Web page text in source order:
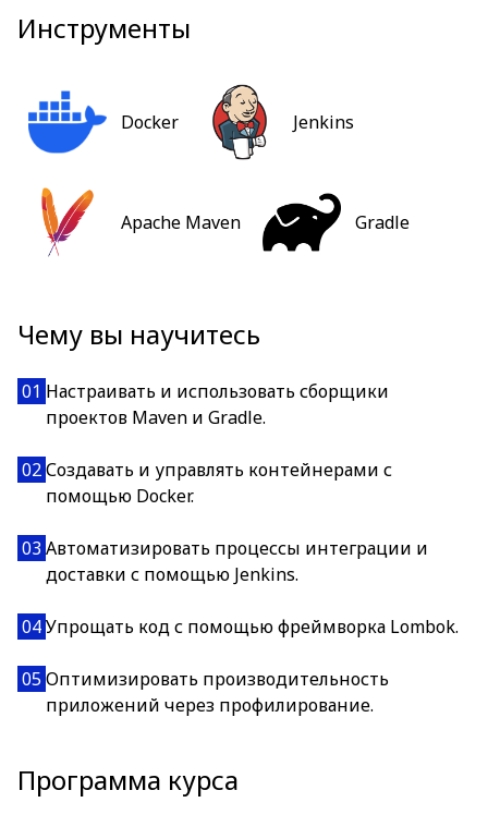
Инструменты
Docker Jenkins
Apache Maven Gradle
Чему вы научитесь
01 Настраивать и использовать сборщики
проектов Maven и Gradle.
02Создавать и управлять контейнерами с
помощью Docker.
03 Автоматизировать процессы интеграции и
доставки с помощью Jenkins.
04Упрощать код с помощью фреймворка Lombok.
05Оптимизировать производительность
приложений через профилирование.
Программа курса